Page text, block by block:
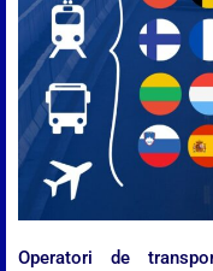
Operatori de